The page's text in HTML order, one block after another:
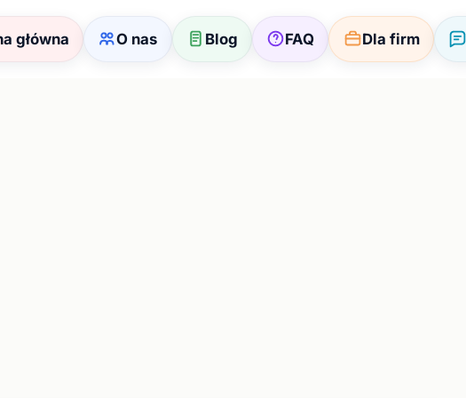
główna O nas Blog FAQ Dla firm